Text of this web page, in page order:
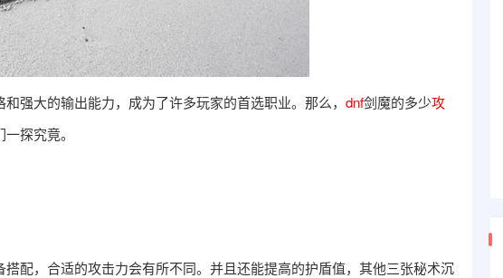
强大的输出能力，成为了许多玩家的首选职业。那么， dnf剑魔的多少攻
探究竟。
配，合适的攻击力会有所不同。并且还能提高的护盾值，其他三张秘术沉